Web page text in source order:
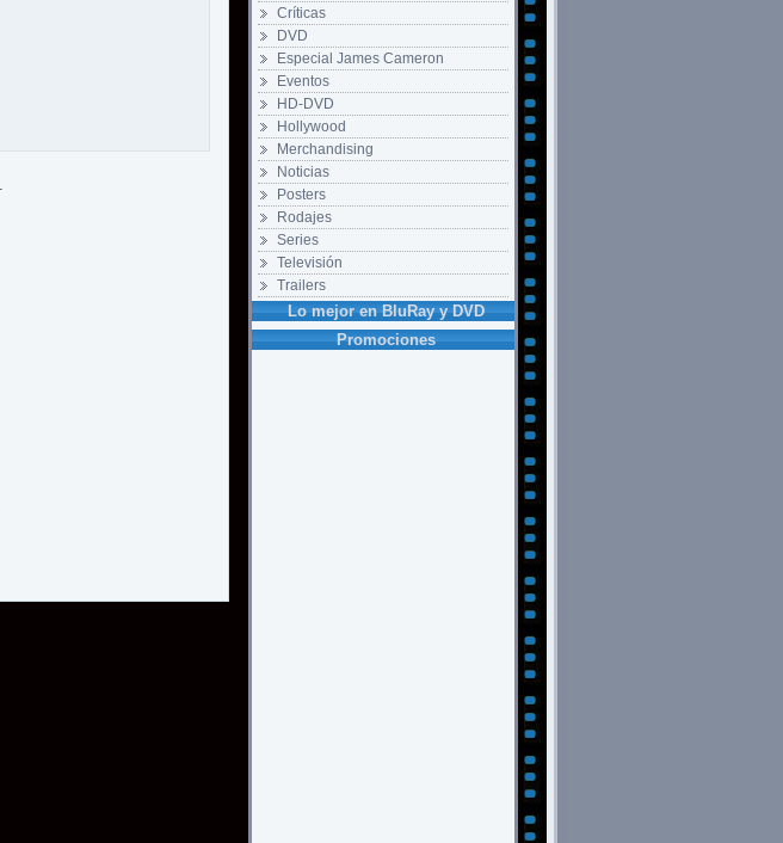
Críticas
DVD
Especial James Cameron
Eventos
HD-DVD
Hollywood
Merchandising
Noticias
Posters
Rodajes
Series
Televisión
Trailers
Lo mejor en BluRay y DVD
Promociones